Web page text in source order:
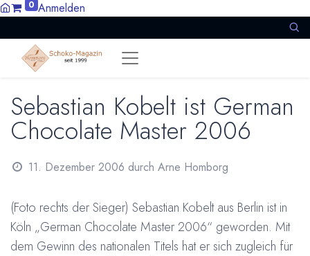
0 Anmelden
Sebastian Kobelt ist German
Chocolate Master 2006
11. Dezember 2006 durch Arne Homborg
(Foto rechts der Sieger) Sebastian Kobelt aus Berlin ist in
Köln „German Chocolate Master 2006“ geworden. Mit
dem Gewinn des nationalen Titels hat er sich zugleich für